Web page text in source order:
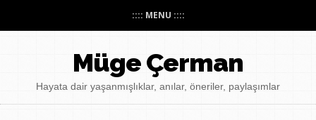
:::: MENU ::::
Müge Çerman
Hayata dair yaşanmışlıklar, anılar, öneriler, paylaşımlar